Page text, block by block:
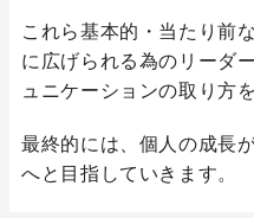
これら基本的・当たり前
に広げられる為のリーダ
ュニケーションの取り方
最終的には、個人の成長
へと目指していきます。